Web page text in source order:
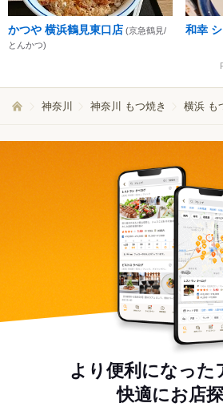
かつや 横浜鶴見東口店 (京急鶴見/
とんかつ)
和幸
神奈川 神奈川 もつ焼き 横浜 も
より便利になった
快適にお店